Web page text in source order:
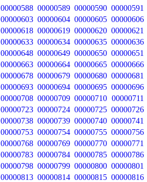
00000588 00000589 00000590 00000591
00000603 00000604 00000605 00000606
00000618 00000619 00000620 00000621
00000633 00000634 00000635 00000636
00000648 00000649 00000650 00000651
00000663 00000664 00000665 00000666
00000678 00000679 00000680 00000681
00000693 00000694 00000695 00000696
00000708 00000709 00000710 00000711
00000723 00000724 00000725 00000726
00000738 00000739 00000740 00000741
00000753 00000754 00000755 00000756
00000768 00000769 00000770 00000771
00000783 00000784 00000785 00000786
00000798 00000799 00000800 00000801
00000813 00000814 00000815 00000816